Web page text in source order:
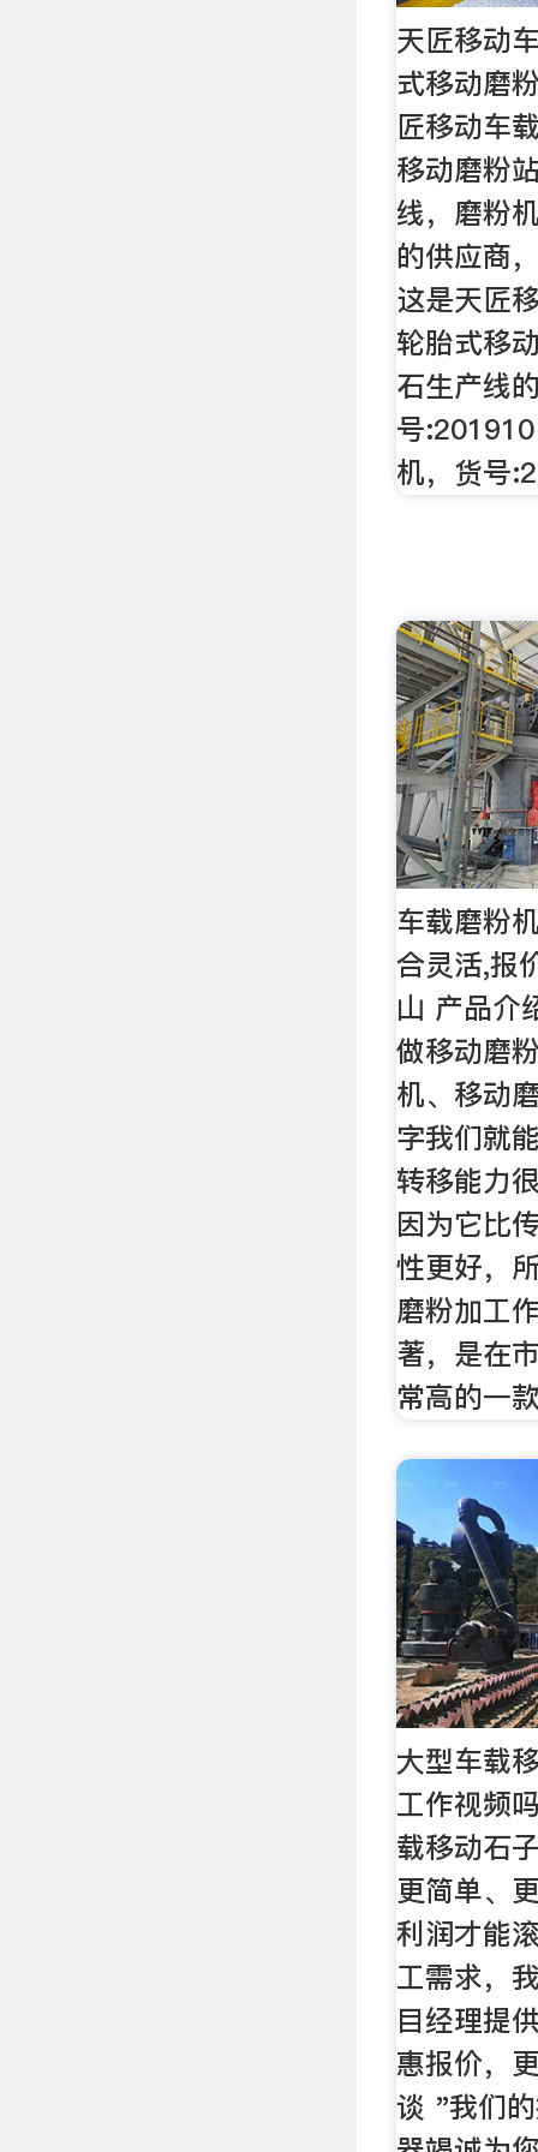
天匠移动
式移动磨
匠移动车
移动磨粉
线，磨粉
的供应商
这是天匠
轮胎式移
石生产线
号
机，货号
车载磨粉
合灵活,报
山 产品介
做移动磨
机、移动
字我们就
转移能力
因为它比
性更好，
磨粉加工
著，是在
常高的一
大型车载
工作视频
载移动石
更简单、
利润才能
工需求，
目经理提
惠报价，
谈 "我们